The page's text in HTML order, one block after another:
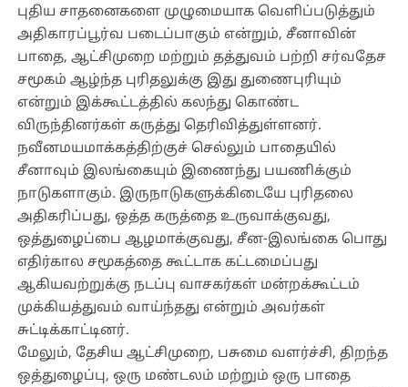
புதிய சாதனைகளை முழுமையாக வெளிப்படுத்தும்
அதிகாரப்பூர்வ படைப்பாகும் என்றும், சீனாவின்
பாதை, ஆட்சிமுறை மற்றும் தத்துவம் பற்றி சர்வதேச
சமூகம் ஆழ்ந்த புரிதலுக்கு இது துணைபுரியும்
என்றும் இக்கூட்டத்தில் கலந்து கொண்ட
விருந்தினர்கள் கருத்து தெரிவித்துள்ளனர்.
நவீனமயமாக்கத்திற்குச் செல்லும் பாதையில்
சீனாவும் இலங்கையும் இணைந்து பயணிக்கும்
நாடுகளாகும். இருநாடுகளுக்கிடையே புரிதலை
அதிகரிப்பது, ஒத்த கருத்தை உருவாக்குவது,
ஒத்துழைப்பை ஆழமாக்குவது, சீன-இலங்கை பொது
எதிர்கால சமூகத்தை கூட்டாக கட்டமைப்பது
ஆகியவற்றுக்கு நடப்பு வாசகர்கள் மன்றக்கூட்டம்
முக்கியத்துவம் வாய்ந்தது என்றும் அவர்கள்
சுட்டிக்காட்டினர்.
மேலும், தேசிய ஆட்சிமுறை, பசுமை வளர்ச்சி, திறந்த
ஒத்துழைப்பு, ஒரு மண்டலம் மற்றும் ஒரு பாதை